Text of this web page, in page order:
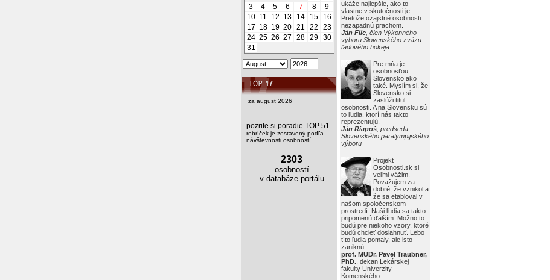
ukáže najlepšie, ako to
vlastne v skutočnosti je.
Pretože ozajstné osobnosti
nezapadnú prachom.
Ján Filc , člen Výkonného
výboru Slovenského zväzu
ľadového hokeja
Pre mňa je
osobnosťou
Slovensko ako
také. Myslím si, že
Slovensko si
zaslúži titul
osobnosti. A na Slovensku sú
to ľudia, ktorí nás takto
reprezentujú.
Ján Riapoš , predseda
Slovenského paralympijského
výboru
Projekt
Osobnosti.sk si
veľmi vážim.
Považujem za
dobré, že vznikol a
že sa etabloval v
našom spoločenskom
prostredí. Naši ľudia sa takto
pripomenú ďalším. Možno to
budú pre niekoho vzory, ktoré
budú chcieť dosiahnuť. Lebo
títo ľudia pomaly, ale isto
zaniknú.
prof. MUDr. Pavel Traubner,
PhD. , dekan Lekárskej
fakulty Univerzity
Komenského
3
4 5 6 7 8
9
10 11 12 13 14 15
16
17 18 19 20 21 22
23
24 25 26 27 28 29 30
31
za august 2026
pozrite si poradie TOP 51
rebríček je zostavený podľa
návštevnosti osobností
2303
osobností
v databáze portálu